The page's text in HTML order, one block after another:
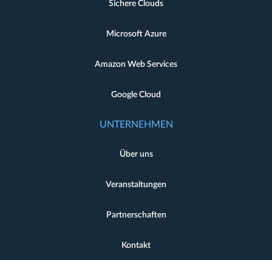
Sichere Clouds
Microsoft Azure
Amazon Web Services
Google Cloud
UNTERNEHMEN
Über uns
Veranstaltungen
Partnerschaften
Kontakt